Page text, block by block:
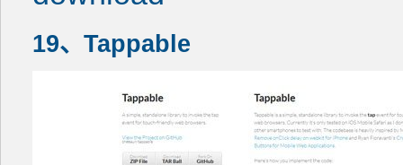
19、Tappable